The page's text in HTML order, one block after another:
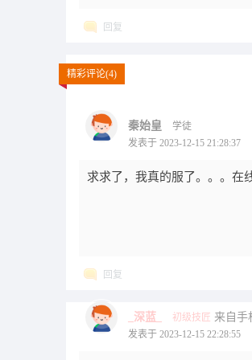
回复
精彩评论(4)
秦始皇
学徒
发表于 2023-12-15 21:28:37
求求了，我真的服了。。。在
回复
_深蓝_ 初级技匠 来自手
发表于 2023-12-15 22:28:55